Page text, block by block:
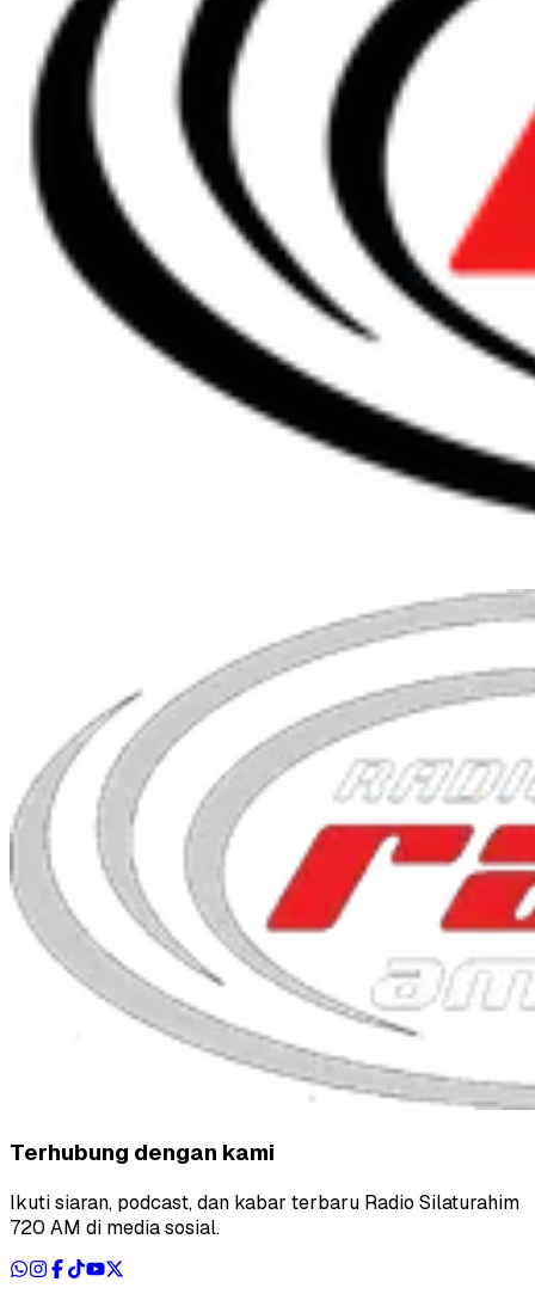
Terhubung dengan kami
Ikuti siaran, podcast, dan kabar terbaru Radio Silaturahim
720 AM di media sosial.